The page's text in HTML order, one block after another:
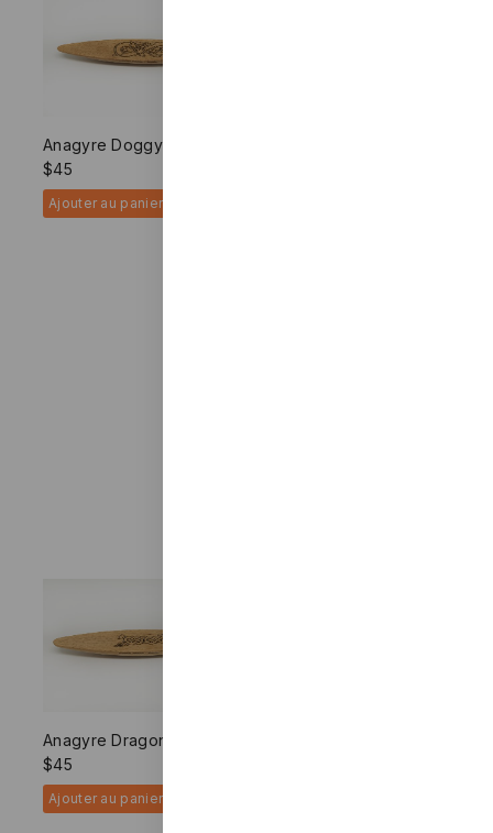
Anagyre Doggy
$45
Ajouter au panier
Anagyre Dragons
$45
Ajouter au panier